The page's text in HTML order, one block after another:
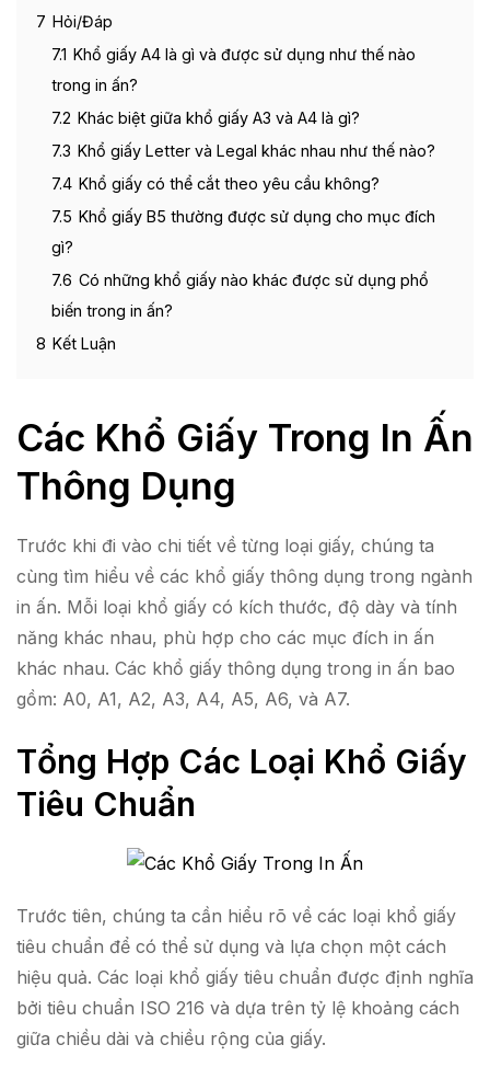
7 Hỏi/Đáp
7.1 Khổ giấy A4 là gì và được sử dụng như thế nào
trong in ấn?
7.2 Khác biệt giữa khổ giấy A3 và A4 là gì?
7.3 Khổ giấy Letter và Legal khác nhau như thế nào?
7.4 Khổ giấy có thể cắt theo yêu cầu không?
7.5 Khổ giấy B5 thường được sử dụng cho mục đích
gì?
7.6 Có những khổ giấy nào khác được sử dụng phổ
biến trong in ấn?
8 Kết Luận
Các Khổ Giấy Trong In Ấn
Thông Dụng
Trước khi đi vào chi tiết về từng loại giấy, chúng ta
cùng tìm hiểu về các khổ giấy thông dụng trong ngành
in ấn. Mỗi loại khổ giấy có kích thước, độ dày và tính
năng khác nhau, phù hợp cho các mục đích in ấn
khác nhau. Các khổ giấy thông dụng trong in ấn bao
gồm: A0, A1, A2, A3, A4, A5, A6, và A7.
Tổng Hợp Các Loại Khổ Giấy
Tiêu Chuẩn
Trước tiên, chúng ta cần hiểu rõ về các loại khổ giấy
tiêu chuẩn để có thể sử dụng và lựa chọn một cách
hiệu quả. Các loại khổ giấy tiêu chuẩn được định nghĩa
bởi tiêu chuẩn ISO 216 và dựa trên tỷ lệ khoảng cách
giữa chiều dài và chiều rộng của giấy.